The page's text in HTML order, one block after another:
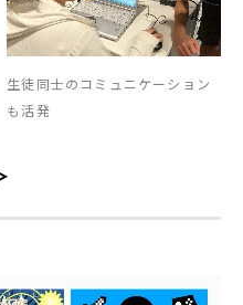
生徒同士のコミュニケーション
も活発